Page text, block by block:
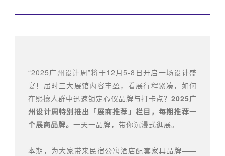
“2025广州设计周”将于12月5-8日开启一场设计盛
宴！届时三大展馆内容丰盈，看展行程紧凑，如何
在熙攘人群中迅速锁定心仪品牌与打卡点？ 2025广
州设计周特别推出「展商推荐」栏目，每期推荐一
个展商品牌。 一天一品牌，带你沉浸式逛展。
本期，为大家带来民宿公寓酒店配套家具品牌——